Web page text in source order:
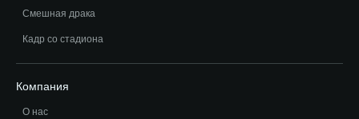
Смешная драка
Кадр со стадиона
Компания
О нас